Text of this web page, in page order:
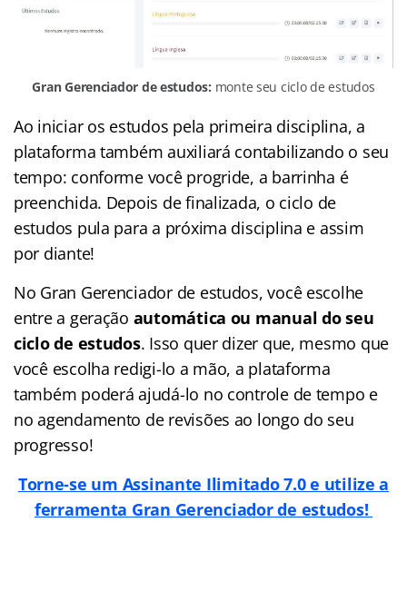
Gran Gerenciador de estudos: monte seu ciclo de estudos
Ao iniciar os estudos pela primeira disciplina, a
plataforma também auxiliará contabilizando o seu
tempo: conforme você progride, a barrinha é
preenchida. Depois de finalizada, o ciclo de
estudos pula para a próxima disciplina e assim
por diante!
No Gran Gerenciador de estudos, você escolhe
entre a geração automática ou manual do seu
ciclo de estudos. Isso quer dizer que, mesmo que
você escolha redigi-lo a mão, a plataforma
também poderá ajudá-lo no controle de tempo e
no agendamento de revisões ao longo do seu
progresso!
Torne-se um Assinante Ilimitado 7.0 e utilize a
ferramenta Gran Gerenciador de estudos!